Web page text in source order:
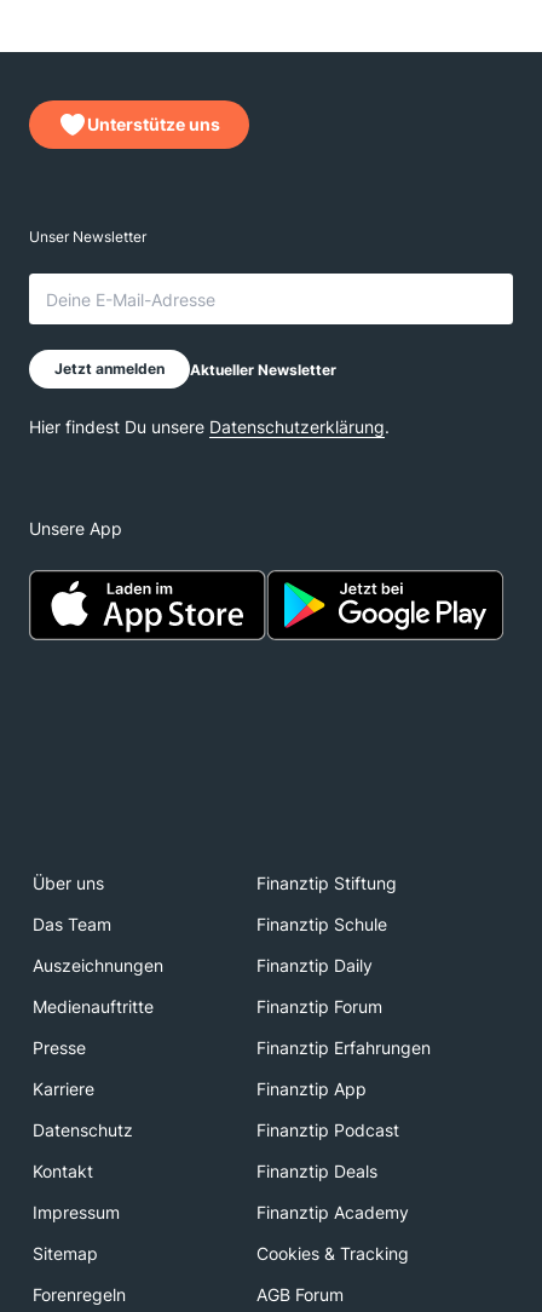
Unterstütze uns
Unsere App
Über uns
Finanztip Stiftung
Das Team
Finanztip Schule
Auszeichnungen
Finanztip Daily
Medienauftritte
Finanztip Forum
Presse
Finanztip Erfahrungen
Karriere
Finanztip App
Datenschutz
Finanztip Podcast
Kontakt
Finanztip Deals
Impressum
Finanztip Academy
Sitemap
Cookies & Tracking
Forenregeln
AGB Forum